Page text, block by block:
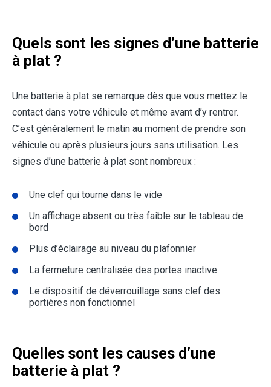
Quels sont les signes d’une batterie
à plat ?
Une batterie à plat se remarque dès que vous mettez le
contact dans votre véhicule et même avant d’y rentrer.
C’est généralement le matin au moment de prendre son
véhicule ou après plusieurs jours sans utilisation. Les
signes d’une batterie à plat sont nombreux :
Une clef qui tourne dans le vide
Un affichage absent ou très faible sur le tableau de
bord
Plus d’éclairage au niveau du plafonnier
La fermeture centralisée des portes inactive
Le dispositif de déverrouillage sans clef des
portières non fonctionnel
Quelles sont les causes d’une
batterie à plat ?